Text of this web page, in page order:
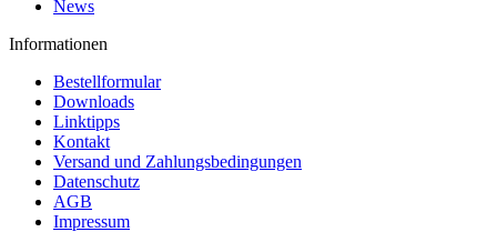
News
Informationen
Bestellformular
Downloads
Linktipps
Kontakt
Versand und Zahlungsbedingungen
Datenschutz
AGB
Impressum